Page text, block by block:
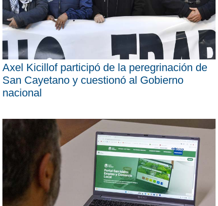
Axel Kicillof participó de la peregrinación de
San Cayetano y cuestionó al Gobierno
nacional